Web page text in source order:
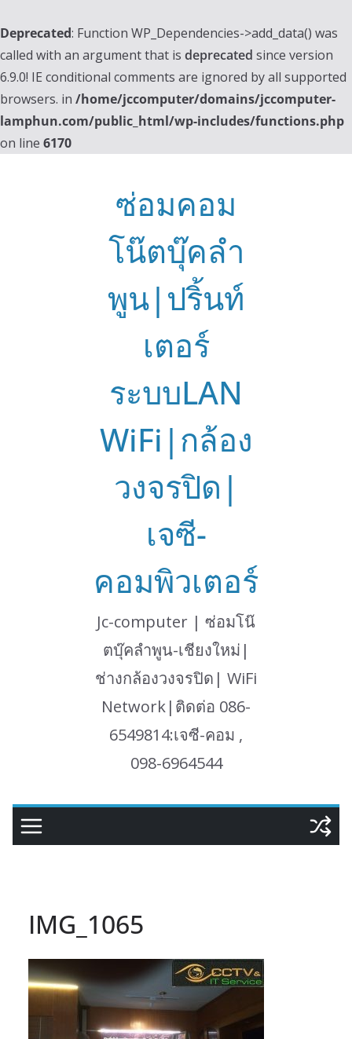
Deprecated: Function WP_Dependencies->add_data() was
called with an argument that is deprecated since version
6.9.0! IE conditional comments are ignored by all supported
browsers. in /home/jccomputer/domains/jccomputer-
lamphun.com/public_html/wp-includes/functions.php
on line 6170
ซ่อมคอม
โน๊ตบุ๊คลำ
พูน|ปริ้นท์
เตอร์
ระบบLAN
WiFi|กล้อง
วงจรปิด|
เจซี-
คอมพิวเตอร์
Jc-computer | ซ่อมโน๊
ตบุ๊คลำพูน-เชียงใหม่|
ช่างกล้องวงจรปิด| WiFi
Network|ติดต่อ 086-
6549814:เจซี-คอม ,
098-6964544
IMG_1065